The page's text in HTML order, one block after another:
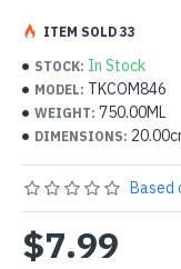
STOCK: In Stock
MODEL: TKCOM846
WEIGHT: 750.00ML
DIMENSIONS:
ITEM SOLD 33
Based
$7.99